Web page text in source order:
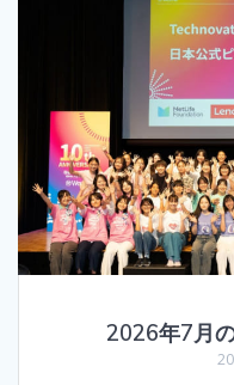
2026年7月